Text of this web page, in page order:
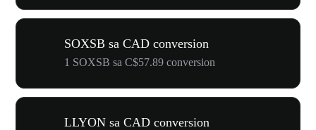
SOXSB sa CAD conversion
1 SOXSB sa C$57.89 conversion
LLYON sa CAD conversion